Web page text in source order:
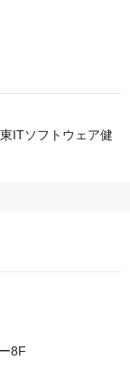
ITソフトウェア健
8F